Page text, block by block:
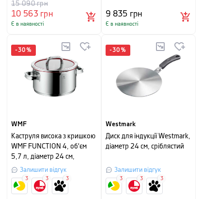
10 563 грн
15 090грн
Є в наявності
9 835 грн
Є в наявності
-30 %
WMF
Каструля висока з кришкою
WMF FUNCTION 4, об'єм
5,7 л, діаметр 24 см,
сріблястий з червоним
Залишити відгук
3 3 3
-30 %
Westmark
Диск для індукції Westmark,
діаметр 24 см, сріблястий
Залишити відгук
3 3 3